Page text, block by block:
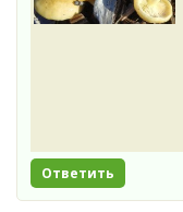
Ответить